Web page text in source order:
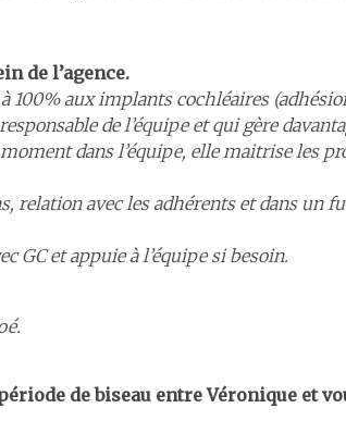
de l’agence.
100% aux implants cochléaires
de l’équipe et qui gère
dans l’équipe, elle maitrise les
relation avec les adhérents et dans un
GC et appuie à l’équipe si besoin.
de biseau entre Véronique et